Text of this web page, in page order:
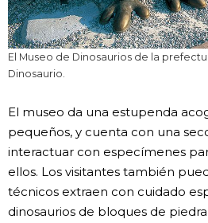
El Museo de Dinosaurios de la
Dinosaurio.
El museo da una estupenda
pequeños, y cuenta con una
interactuar con especímenes
ellos. Los visitantes también
técnicos extraen con cuidado
dinosaurios de bloques de